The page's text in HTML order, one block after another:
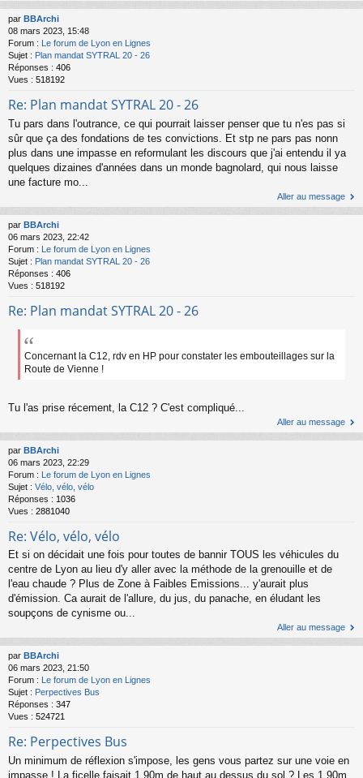
par BBArchi
08 mars 2023, 15:48
Forum : Le forum de Lyon en Lignes
Sujet : Plan mandat SYTRAL 20 - 26
Réponses : 406
Vues : 518192
Re: Plan mandat SYTRAL 20 - 26
Tu pars dans l'outrance, ce qui pourrait laisser penser que tu n'es pas si
sûr que ça des fondations de tes convictions. Et stp ne pars pas nonn
plus dans une impasse en reformulant les discours que j'ai entendu il ya
quelques dizaines d'années dans un monde bagnolard, qui nous laisse
une facture mo...
Aller au message
par BBArchi
06 mars 2023, 22:42
Forum : Le forum de Lyon en Lignes
Sujet : Plan mandat SYTRAL 20 - 26
Réponses : 406
Vues : 518192
Re: Plan mandat SYTRAL 20 - 26
Concernant la C12, rdv en HP pour constater les embouteillages sur la
Route de Vienne !
Tu l'as prise récement, la C12 ? C'est compliqué...
Aller au message
par BBArchi
06 mars 2023, 22:29
Forum : Le forum de Lyon en Lignes
Sujet : Vélo, vélo, vélo
Réponses : 1036
Vues : 2881040
Re: Vélo, vélo, vélo
Et si on décidait une fois pour toutes de bannir TOUS les véhicules du
centre de Lyon au lieu d'y aller avec la méthode de la grenouille et de
l'eau chaude ? Plus de Zone à Faibles Emissions... y'aurait plus
d'émission. Ca aurait de l'allure, du jus, du panache, en éludant les
soupçons de cynisme ou...
Aller au message
par BBArchi
06 mars 2023, 21:50
Forum : Le forum de Lyon en Lignes
Sujet : Perpectives Bus
Réponses : 347
Vues : 524721
Re: Perpectives Bus
Un minimum de réflexion s'impose, les gens vous partez sur une voie en
impasse ! La ficelle faisait 1.90m de haut au dessus du sol ? Les 1.90m